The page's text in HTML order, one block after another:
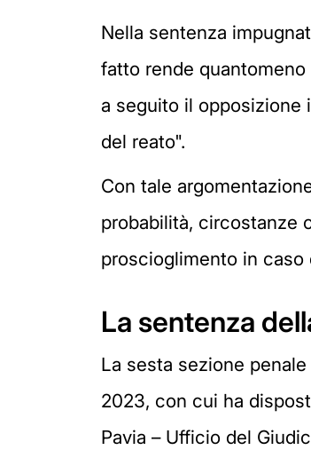
Nella sentenza
fatto rende
a seguito il opposizione
del reato".
Con tale
probabilità, circostanze
proscioglimento in
La sentenza
La sesta sezione
2023, con cui ha
Pavia – Ufficio del